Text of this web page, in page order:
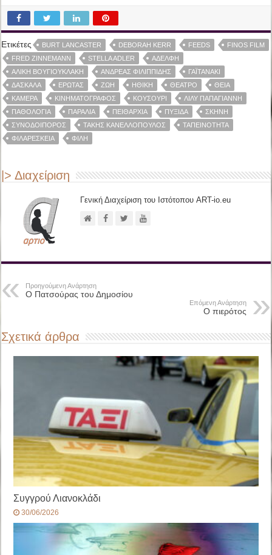
Ετικέτες BURT LANCASTER DEBORAH KERR FEEDS
FINOS FILM
FRED ZINNEMANN
STELLA ADLER
ΑΔΕΛΦΉ
ΑΛΊΚΗ ΒΟΥΓΙΟΥΚΛΆΚΗ
ΑΝΔΡΈΑΣ ΦΙΛΙΠΠΊΔΗΣ
ΓΑΪΤΑΝΆΚΙ
ΔΑΣΚΆΛΑ
ΈΡΩΤΑΣ ΖΩΉ ΗΘΙΚΉ ΘΈΑΤΡΟ
ΘΕΊΑ
ΚΆΜΕΡΑ
ΚΙΝΗΜΑΤΟΓΡΆΦΟΣ ΚΟΥΣΟΎΡΙ
ΛΊΛΥ ΠΑΠΑΓΙΆΝΝΗ
ΠΑΘΟΛΟΓΊΑ
ΠΑΡΑΛΊΑ ΠΕΙΘΑΡΧΊΑ ΠΥΞΊΔΑ
ΣΚΗΝΉ
ΣΥΝΟΔΟΙΠΌΡΟΣ
ΤΆΚΗΣ ΚΑΝΕΛΛΌΠΟΥΛΟΣ
ΤΑΠΕΙΝΌΤΗΤΑ
ΦΙΛΑΡΈΣΚΕΙΑ
ΦΊΛΗ
|> Διαχείριση
Γενική Διαχείριση του Ιστότοπου ART-io.eu
Προηγούμενη Ανάρτηση
Ο Πατσούρας του Δημοσίου
Επόμενη Ανάρτηση
Ο πιερότος
Σχετικά άρθρα
Συγγρού Λιανοκλάδι
30/06/2026